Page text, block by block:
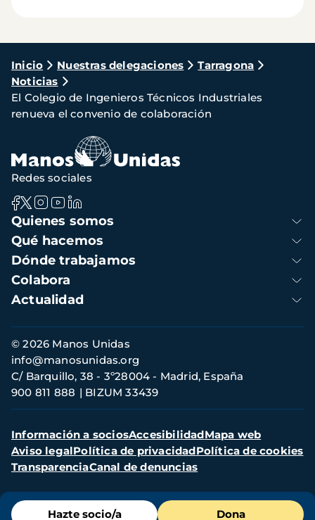
Ruta
de
navegación
Inicio Nuestras delegaciones
Tarragona
Noticias
El Colegio de Ingenieros Técnicos Industriales
renueva el convenio de colaboración
Menú
Hazte socio/a Dona
Navegación
principal
Quienes somos
Qué hacemos
Dónde trabajamos
Colabora
Actualidad
Redes sociales
Información
de
contacto
© 2026 Manos Unidas
C/ Barquillo, 38 - 3º28004 - Madrid, España
900 811 888
BIZUM 33439
info@manosunidas.org
Menú
secundario
Información a sociosAccesibilidadMapa web
Aviso legalPolítica de privacidadPolítica de cookies
TransparenciaCanal de denuncias